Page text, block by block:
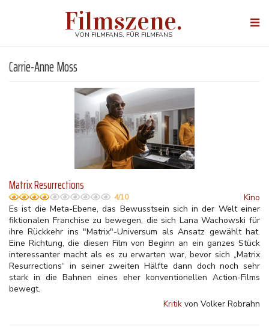
Filmszene.
VON FILMFANS, FÜR FILMFANS
Carrie-Anne Moss
Matrix Resurrections
4/10
Kino
Es ist die Meta-Ebene, das Bewusstsein sich in der Welt einer
fiktionalen Franchise zu bewegen, die sich Lana Wachowski für
ihre Rückkehr ins "Matrix"-Universum als Ansatz gewählt hat.
Eine Richtung, die diesen Film von Beginn an ein ganzes Stück
interessanter macht als es zu erwarten war, bevor sich „Matrix
Resurrections“ in seiner zweiten Hälfte dann doch noch sehr
stark in die Bahnen eines eher konventionellen Action-Films
bewegt.
Kritik von Volker Robrahn